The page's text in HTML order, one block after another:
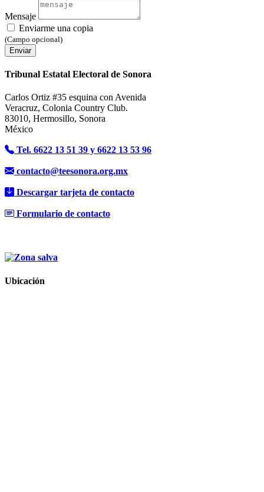
Mensaje
Enviarme una copia
(Campo opcional)
Enviar
Tribunal Estatal Electoral de Sonora
Carlos Ortiz #35 esquina con Avenida
Veracruz, Colonia Country Club.
83010, Hermosillo, Sonora
México
Tel. 6622 13 51 39 y 6622 13 53 96
contacto@teesonora.org.mx
Descargar tarjeta de contacto
Formulario de contacto
Ubicación